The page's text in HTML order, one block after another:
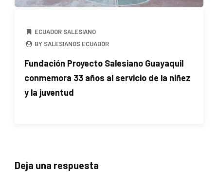
ECUADOR SALESIANO
BY SALESIANOS ECUADOR
Fundación Proyecto Salesiano Guayaquil
conmemora 33 años al servicio de la niñez
y la juventud
Deja una respuesta